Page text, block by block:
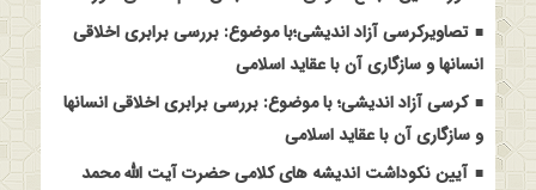
تصاویرکرسی آزاد اندیشی؛با موضوع: بررسی برابری اخلاقی
انسانها و سازگاری آن با عقاید اسلامی
کرسی آزاد اندیشی؛ با موضوع: بررسی برابری اخلاقی انسانها
و سازگاری آن با عقاید اسلامی
آیین نکوداشت اندیشه های کلامی حضرت آیت الله محمد